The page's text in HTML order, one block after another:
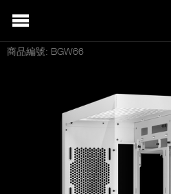
商品編號: BGW66